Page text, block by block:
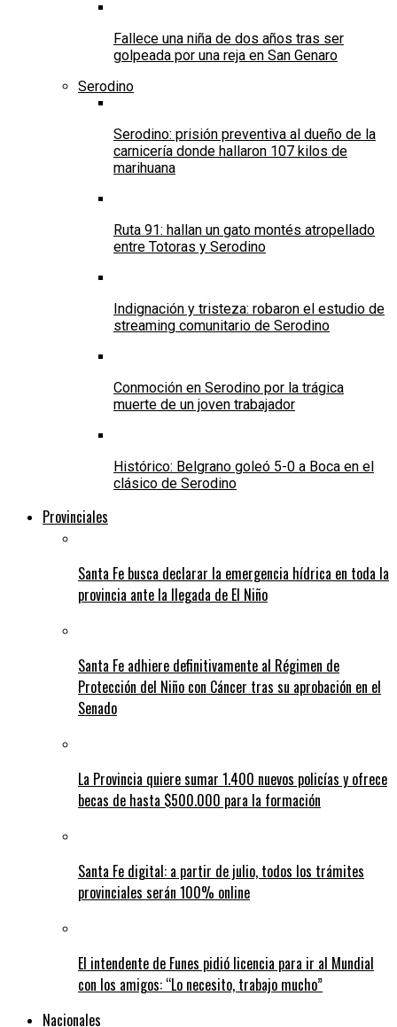
Fallece una niña de dos años tras ser
golpeada por una reja en San Genaro
Serodino
Serodino: prisión preventiva al dueño de la
carnicería donde hallaron 107 kilos de
marihuana
Ruta 91: hallan un gato montés atropellado
entre Totoras y Serodino
Indignación y tristeza: robaron el estudio de
streaming comunitario de Serodino
Conmoción en Serodino por la trágica
muerte de un joven trabajador
Histórico: Belgrano goleó 5-0 a Boca en el
clásico de Serodino
Provinciales
Santa Fe busca declarar la emergencia hídrica en toda la
provincia ante la llegada de El Niño
Santa Fe adhiere definitivamente al Régimen de
Protección del Niño con Cáncer tras su aprobación en el
Senado
La Provincia quiere sumar 1.400 nuevos policías y ofrece
becas de hasta $500.000 para la formación
Santa Fe digital: a partir de julio, todos los trámites
provinciales serán 100% online
El intendente de Funes pidió licencia para ir al Mundial
con los amigos: “Lo necesito, trabajo mucho”
Nacionales